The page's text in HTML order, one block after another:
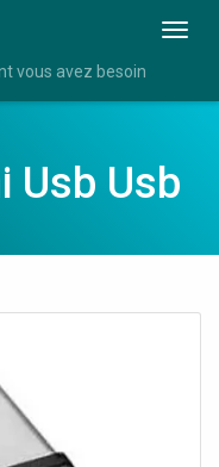
vous avez besoin
Usb Usb